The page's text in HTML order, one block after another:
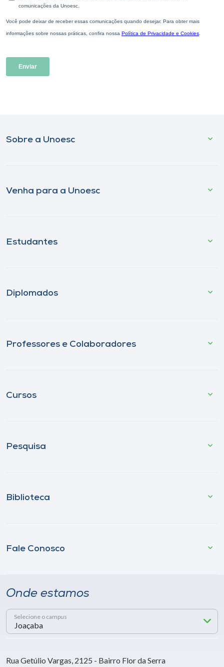
Sobre a Unoesc
Venha para a Unoesc
Estudantes
Diplomados
Professores e Colaboradores
Cursos
Pesquisa
Biblioteca
Fale Conosco
Onde estamos
Selecione o campus
Rua Getúlio Vargas, 2125 - Bairro Flor da Serra